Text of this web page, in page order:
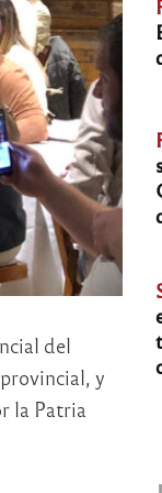
del
y
la Patria